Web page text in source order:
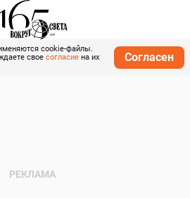
cookie-файлы.
свое согласие на их
Согласен